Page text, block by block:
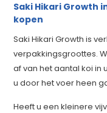
Saki Hikari Growth
kopen
Saki Hikari Growth is
verpakkingsgroottes.
af van het aantal koi in
u door het voer heen
Heeft u een kleinere